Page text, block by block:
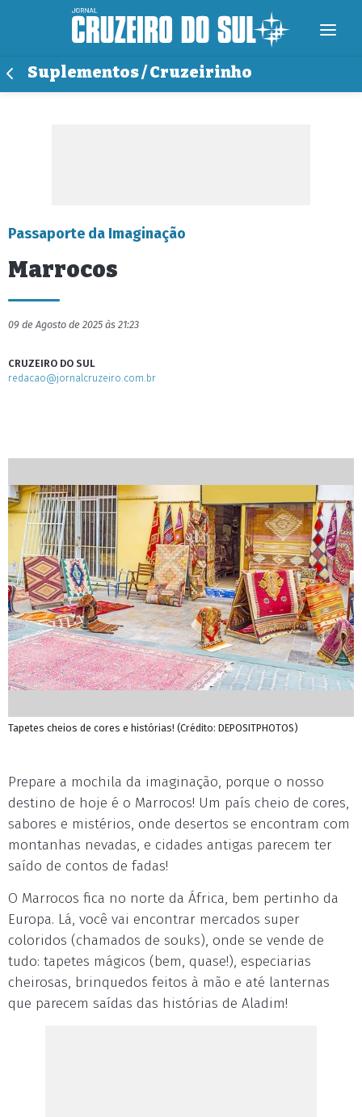
Suplementos / Cruzeirinho
Passaporte da Imaginação
Marrocos
09 de Agosto de 2025 às 21:23
CRUZEIRO DO SUL
redacao@jornalcruzeiro.com.br
Tapetes cheios de cores e histórias! (Crédito: DEPOSITPHOTOS)
Prepare a mochila da imaginação, porque o nosso
destino de hoje é o Marrocos! Um país cheio de cores,
sabores e mistérios, onde desertos se encontram com
montanhas nevadas, e cidades antigas parecem ter
saído de contos de fadas!
O Marrocos fica no norte da África, bem pertinho da
Europa. Lá, você vai encontrar mercados super
coloridos (chamados de souks), onde se vende de
tudo: tapetes mágicos (bem, quase!), especiarias
cheirosas, brinquedos feitos à mão e até lanternas
que parecem saídas das histórias de Aladim!